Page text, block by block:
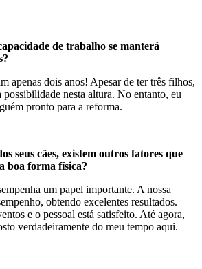
de trabalho se manterá
apenas dois anos! Apesar de ter três filhos,
possibilidade nesta altura. No entanto, eu
pronto para a reforma.
seus cães, existem outros fatores que
boa forma física?
um papel importante. A nossa
obtendo excelentes resultados.
e o pessoal está satisfeito. Até agora,
verdadeiramente do meu tempo aqui.